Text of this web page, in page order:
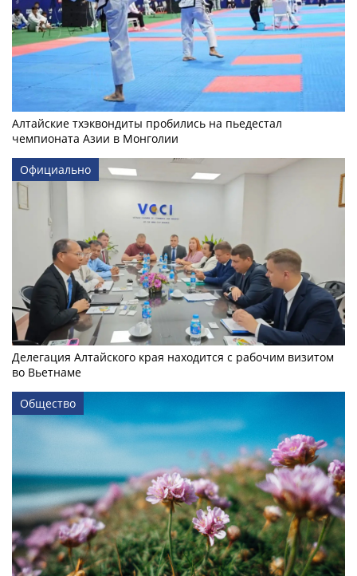
Алтайские тхэквондиты пробились на пьедестал
чемпионата Азии в Монголии
Официально
Делегация Алтайского края находится с рабочим визитом
во Вьетнаме
Общество